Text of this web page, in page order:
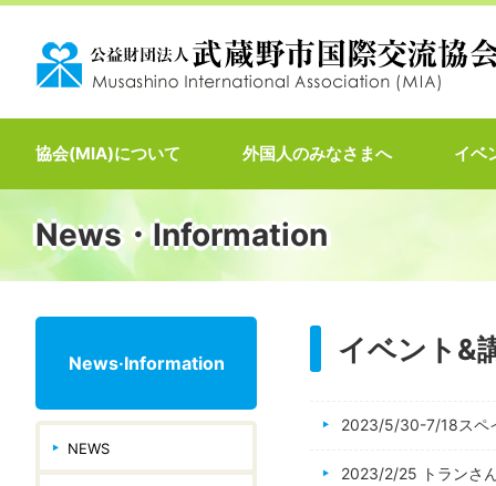
協会(MIA)について 外国人のみなさまへ イベ
News・Information
News·Information
NEWS
イベント&
2023/5/30-7/18スペ
2023/2/25 トランさ